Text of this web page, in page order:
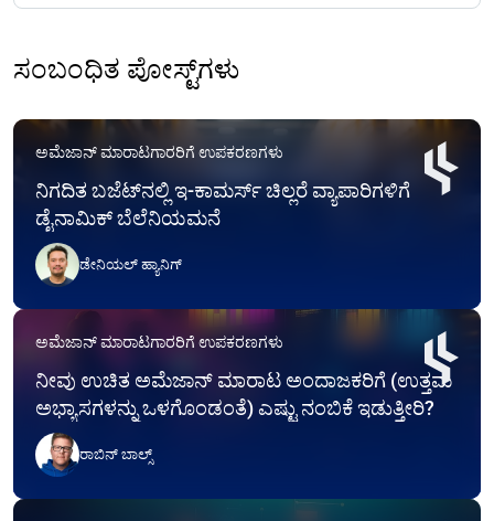
ಸಂಬಂಧಿತ ಪೋಸ್ಟ್‌ಗಳು
ಅಮೆಜಾನ್ ಮಾರಾಟಗಾರರಿಗೆ ಉಪಕರಣಗಳು
ನಿಗದಿತ ಬಜೆಟ್‌ನಲ್ಲಿ ಇ-ಕಾಮರ್ಸ್ ಚಿಲ್ಲರೆ ವ್ಯಾಪಾರಿಗಳಿಗೆ
ಡೈನಾಮಿಕ್ ಬೆಲೆನಿಯಮನೆ
ಡೇನಿಯಲ್ ಹ್ಯಾನಿಗ್
ಅಮೆಜಾನ್ ಮಾರಾಟಗಾರರಿಗೆ ಉಪಕರಣಗಳು
ನೀವು ಉಚಿತ ಅಮೆಜಾನ್ ಮಾರಾಟ ಅಂದಾಜಕರಿಗೆ (ಉತ್ತಮ
ಅಭ್ಯಾಸಗಳನ್ನು ಒಳಗೊಂಡಂತೆ) ಎಷ್ಟು ನಂಬಿಕೆ ಇಡುತ್ತೀರಿ?
ರಾಬಿನ್ ಬಾಲ್ಸ್